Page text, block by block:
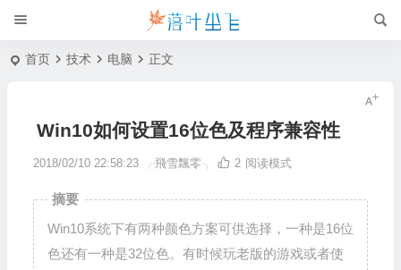
首页 技术 电脑 正文
Win10如何设置16位色及程序兼容性
2018/02/10 22:58:23 ╭飛雪飄零╮ 2 阅读模式
摘要
Win10系统下有两种颜色方案可供选择，一种是16位
色还有一种是32位色。有时候玩老版的游戏或者使